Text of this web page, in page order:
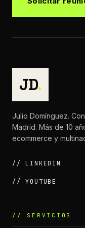
JD.
Julio Domínguez.
Madrid. Más de 10
ecommerce y
// LINKEDIN
// YOUTUBE
// SERVICIOS